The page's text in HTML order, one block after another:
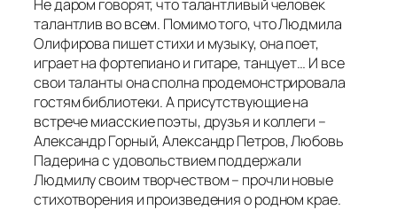
Не даром говорят, что талантливый человек
талантлив во всем. Помимо того, что Людмила
Олифирова пишет стихи и музыку, она поет,
играет на фортепиано и гитаре, танцует… И все
свои таланты она сполна продемонстрировала
гостям библиотеки. А присутствующие на
встрече миасские поэты, друзья и коллеги –
Александр Горный, Александр Петров, Любовь
Падерина с удовольствием поддержали
Людмилу своим творчеством – прочли новые
стихотворения и произведения о родном крае.